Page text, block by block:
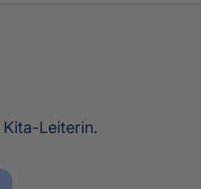
Leiterin.